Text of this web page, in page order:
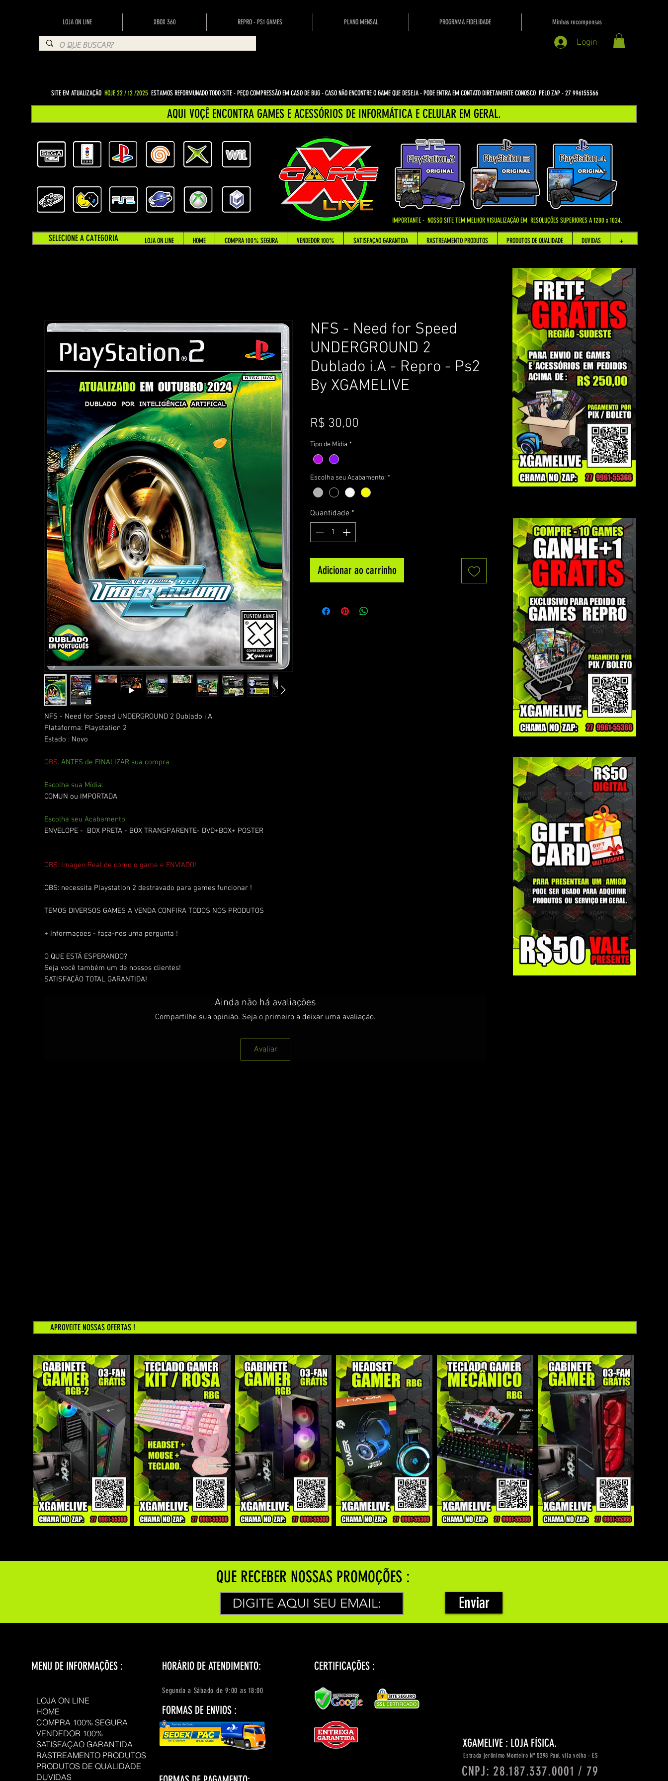
LOJA ON LINE XBOX 360 REPRO - PS1 GAMES PLANO MENSAL PROGRAMA FIDELIDADE Minhas recompensas
Login
NFS - Need for Speed UNDERGROUND 2 Dublado i.A
Plataforma: Playstation 2
Estado : Novo
OBS: ANTES de FINALIZAR sua compra
Escolha sua Mídia:
COMUN ou IMPORTADA
Escolha seu Acabamento:
ENVELOPE - BOX PRETA - BOX TRANSPARENTE- DVD+BOX+ POSTER
OBS: Imagen Real de como o game e ENVIADO!
OBS: necessita Playstation 2 destravado para games funcionar !
TEMOS DIVERSOS GAMES A VENDA CONFIRA TODOS NOS PRODUTOS
+ Informações - faça-nos uma pergunta !
O QUE ESTÁ ESPERANDO?
Seja você também um de nossos clientes!
SATISFAÇÃO TOTAL GARANTIDA!
NFS - Need for Speed
UNDERGROUND 2
Dublado i.A - Repro - Ps2
By XGAMELIVE
R$ 30,00
Tipo de Mídia *
Escolha seu Acabamento: *
Quantidade *
Adicionar ao carrinho
Ainda não há avaliações
Compartilhe sua opinião. Seja o primeiro a deixar uma avaliação.
Avaliar
APROVEITE NOSSAS OFERTAS !
QUE RECEBER NOSSAS PROMOÇÕES :
Enviar
SELECIONE A CATEGORIA
IMPORTANTE - NOSSO SITE TEM MELHOR VISUALIZAÇÃO EM RESOLUÇÕES SUPERIORES A 1280 x 1024.
AQUI VOÇÊ ENCONTRA GAMES E ACESSÓRIOS DE INFORMÁTICA E CELULAR EM GERAL.
SITE EM ATUALIZAÇÃO HOJE 22 / 12 /2025 ESTAMOS REFORMUNADO TODO SITE - PEÇO COMPRESSÃO EM CASO DE BUG- CASO NÃO ENCONTRE O GAME QUE DESEJA - PODE ENTRA EM CONTATO DIRETAMENTE CONOSCO PELO ZAP - 27 996155366
LOJA ON LINE HOME COMPRA 100% SEGURA VENDEDOR 100% SATISFAÇAO GARANTIDA RASTREAMENTO PRODUTOS PRODUTOS DE QUALIDADE DUVIDAS +
MENU DE INFORMAÇÕES :
LOJA ON LINE
HOME
COMPRA 100% SEGURA
VENDEDOR 100%
SATISFAÇAO GARANTIDA
RASTREAMENTO PRODUTOS
PRODUTOS DE QUALIDADE
DUVIDAS
FORMAS DE ENVIOS :
HORÁRIO DE ATENDIMENTO:
XGAMELIVE : LOJA FÍSICA.
CERTIFICAÇÕES :
Segunda a Sábado de 9:00 as 18:00
Estrada jerônimo Monteiro Nº 5298 Paul vila velha - ES
CNPJ: 28.187.337.0001 / 79